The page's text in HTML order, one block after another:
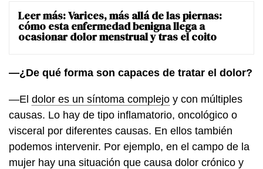
Leer más:Varices, más allá de las piernas:
cómo esta enfermedad benigna llega a
ocasionar dolor menstrual y tras el coito
—¿De qué forma son capaces de tratar el dolor?
—El dolor es un síntoma complejo y con múltiples
causas. Lo hay de tipo inflamatorio, oncológico o
visceral por diferentes causas. En ellos también
podemos intervenir. Por ejemplo, en el campo de la
mujer hay una situación que causa dolor crónico y